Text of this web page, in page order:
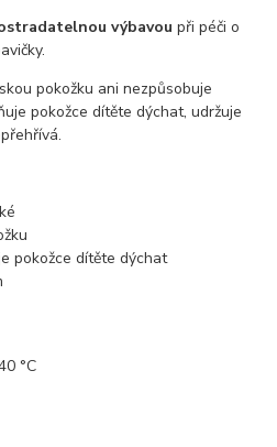
výbavou při péči o
pokožku ani nezpůsobuje
pokožce dítěte dýchat, udržuje
pokožce dítěte dýchat
°C